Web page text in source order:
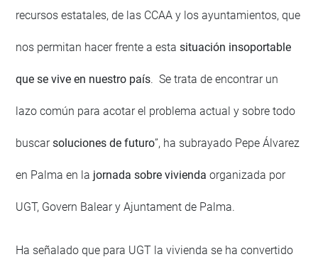
recursos estatales, de las CCAA y los ayuntamientos, que
nos permitan hacer frente a estasituación insoportable
que se vive en nuestro país. Se trata de encontrar un
lazo común para acotar el problema actual y sobre todo
buscarsoluciones de futuro”, ha subrayado Pepe Álvarez
en Palma en la jornada sobre viviendaorganizada por
UGT, Govern Balear y Ajuntament de Palma.
Ha señalado que para UGT la vivienda se ha convertido